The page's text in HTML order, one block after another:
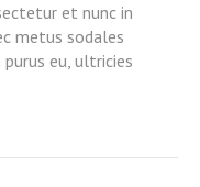
et nunc in
metus sodales
eu, ultricies